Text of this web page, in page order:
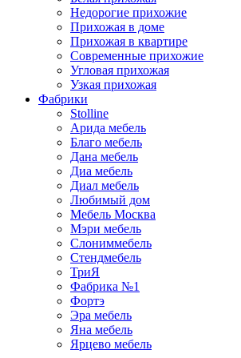
Недорогие прихожие
Прихожая в доме
Прихожая в квартире
Современные прихожие
Угловая прихожая
Узкая прихожая
Фабрики
Stolline
Арида мебель
Благо мебель
Дана мебель
Диа мебель
Диал мебель
Любимый дом
Мебель Москва
Мэри мебель
Слониммебель
Стендмебель
ТриЯ
Фабрика №1
Фортэ
Эра мебель
Яна мебель
Ярцево мебель